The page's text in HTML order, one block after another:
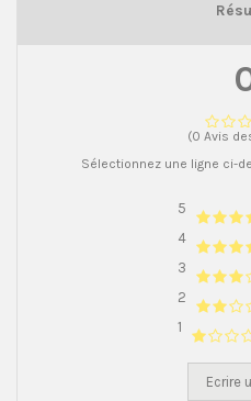
(0 Avis
Sélectionnez une ligne ci-
5
4
3
2
1
Ecrire